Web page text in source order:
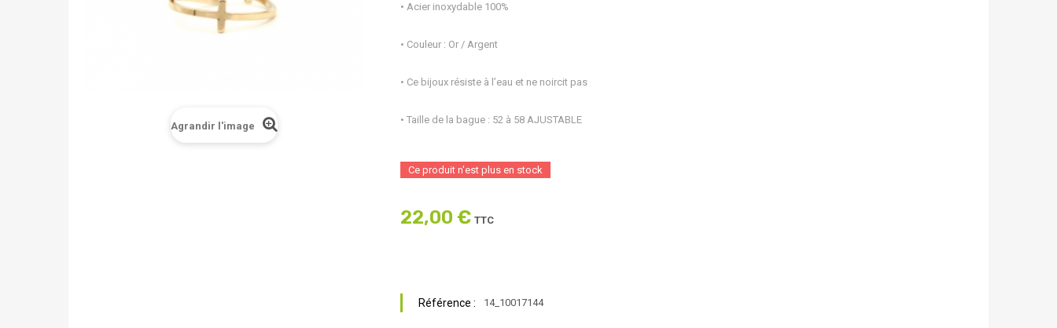
Agrandir l'image
• Acier inoxydable 100%
• Couleur : Or / Argent
• Ce bijoux résiste à l’eau et ne noircit pas
• Taille de la bague : 52 à 58 AJUSTABLE
Ce produit n'est plus en stock
22,00 € TTC
Référence : 14_10017144